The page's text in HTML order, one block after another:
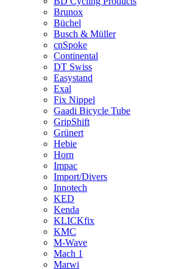
Brunox
Büchel
Busch & Müller
cnSpoke
Continental
DT Swiss
Easystand
Exal
Fix Nippel
Gaadi Bicycle Tube
GripShift
Grünert
Hebie
Horn
Impac
Import/Divers
Innotech
KED
Kenda
KLICKfix
KMC
M-Wave
Mach 1
Marwi